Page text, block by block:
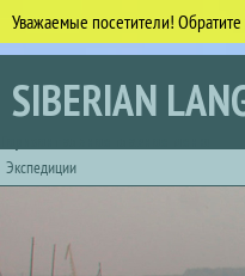
Уважаемые посетители! Обратите
Перейти к основному содержанию
SIBERIAN
Экспедиции